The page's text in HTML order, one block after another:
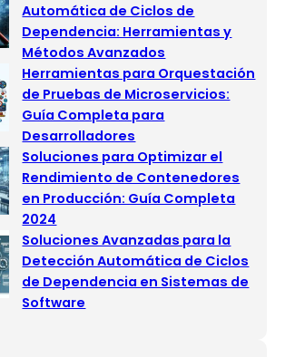
Automática de Ciclos de
Dependencia: Herramientas y
Métodos Avanzados
Herramientas para Orquestación
de Pruebas de Microservicios:
Guía Completa para
Desarrolladores
Soluciones para Optimizar el
Rendimiento de Contenedores
en Producción: Guía Completa
2024
Soluciones Avanzadas para la
Detección Automática de Ciclos
de Dependencia en Sistemas de
Software